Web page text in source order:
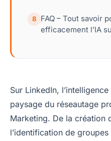
8
FAQ – Tout savoir
efficacement l’IA
Sur LinkedIn,
paysage du réseautage
Marketing. De la création
l’identification de